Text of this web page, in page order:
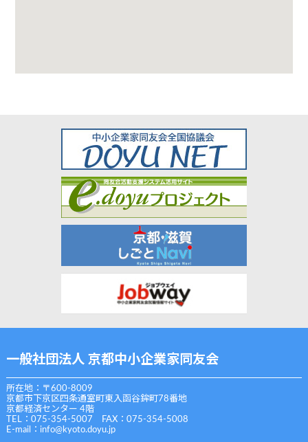
一般社団法人 京都中小企業家同友会
所在地：〒600-8009
京都市下京区四条通室町東入函谷鉾町78番地
京都経済センター 4階
TEL：075-354-5007 FAX：075-354-5008
E-mail： info@kyoto.doyu.jp